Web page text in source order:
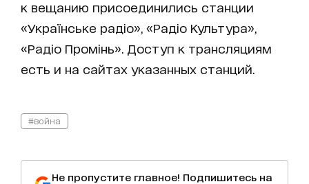
к вещанию присоединились станции
«Українське радіо», «Радіо Культура»,
«Радіо Промінь». Доступ к трансляциям
есть и на сайтах указанных станций.
#война
Не пропустите главное! Подпишитесь на